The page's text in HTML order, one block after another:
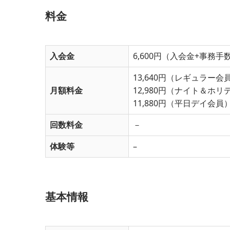
料金
入会金 6,600円（入会金+事務手数
月額料金
13,640円（レギュラー会員
12,980円（ナイト＆ホリ
11,880円（平日デイ会員）
回数料金
－
体験等
–
基本情報